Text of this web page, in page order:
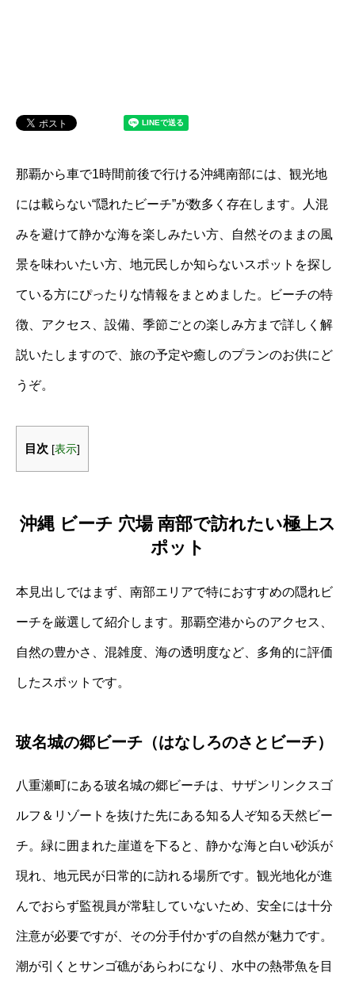
那覇から車で1時間前後で行ける沖縄南部には、観光地
には載らない“隠れたビーチ”が数多く存在します。人混
みを避けて静かな海を楽しみたい方、自然そのままの風
景を味わいたい方、地元民しか知らないスポットを探し
ている方にぴったりな情報をまとめました。ビーチの特
徴、アクセス、設備、季節ごとの楽しみ方まで詳しく解
説いたしますので、旅の予定や癒しのプランのお供にど
うぞ。
目次 [表示]
沖縄 ビーチ 穴場 南部で訪れたい極上ス
ポット
本見出しではまず、南部エリアで特におすすめの隠れビ
ーチを厳選して紹介します。那覇空港からのアクセス、
自然の豊かさ、混雑度、海の透明度など、多角的に評価
したスポットです。
玻名城の郷ビーチ（はなしろのさとビーチ）
八重瀬町にある玻名城の郷ビーチは、サザンリンクスゴ
ルフ＆リゾートを抜けた先にある知る人ぞ知る天然ビー
チ。緑に囲まれた崖道を下ると、静かな海と白い砂浜が
現れ、地元民が日常的に訪れる場所です。観光地化が進
んでおらず監視員が常駐していないため、安全には十分
注意が必要ですが、その分手付かずの自然が魅力です。
潮が引くとサンゴ礁があらわになり、水中の熱帯魚を目